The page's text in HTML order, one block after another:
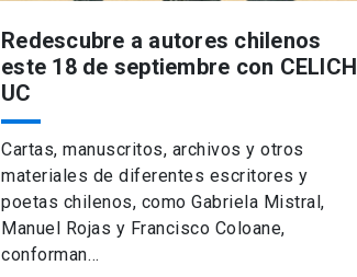
Redescubre a autores chilenos
este 18 de septiembre con CELICH
UC
Cartas, manuscritos, archivos y otros
materiales de diferentes escritores y
poetas chilenos, como Gabriela Mistral,
Manuel Rojas y Francisco Coloane,
conforman…